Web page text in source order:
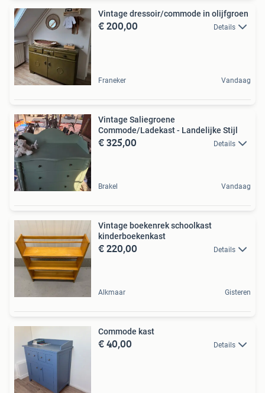
Vintage dressoir/commode in olijfgroen
€ 200,00 Details
Franeker Vandaag
Vintage Saliegroene
Commode/Ladekast - Landelijke Stijl
€ 325,00 Details
Brakel Vandaag
Vintage boekenrek schoolkast
kinderboekenkast
€ 220,00 Details
Alkmaar Gisteren
Commode kast
€ 40,00 Details